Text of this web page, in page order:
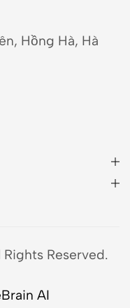
Hồng Hà, Hà
Reserved.
AI